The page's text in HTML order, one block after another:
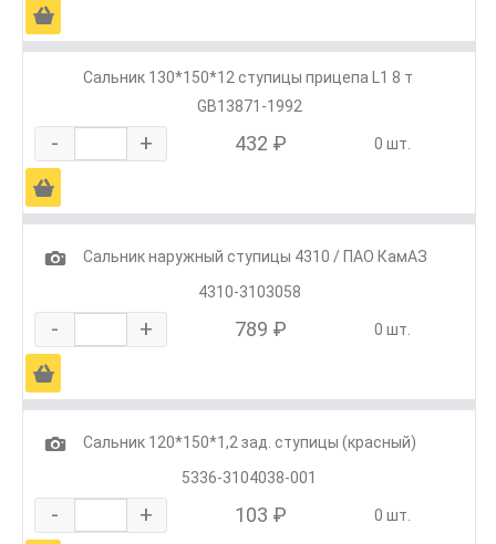
Ä
Сальник 130*150*12 ступицы прицепа L1 8 т
GB13871-1992
- + 432 ₽ 0 шт.
Ä
1
Сальник наружный ступицы 4310 / ПАО КамАЗ
4310-3103058
- + 789 ₽ 0 шт.
Ä
1
Сальник 120*150*1,2 зад. ступицы (красный)
5336-3104038-001
- + 103 ₽ 0 шт.